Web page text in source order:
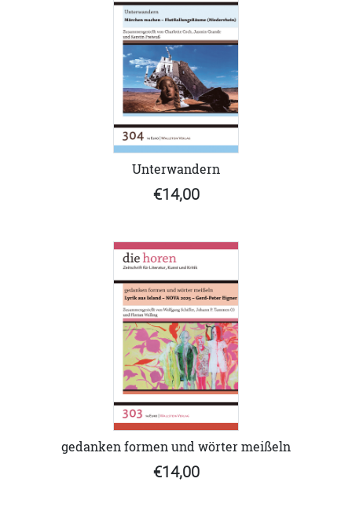
Unterwandern
€14,00
gedanken formen und wörter meißeln
€14,00